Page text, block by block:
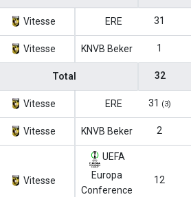
Vitesse ERE 31
Vitesse KNVB Beker 1
Total 32
Vitesse ERE 31 (3)
Vitesse KNVB Beker 2
Vitesse
UEFA
Europa
Conference
12